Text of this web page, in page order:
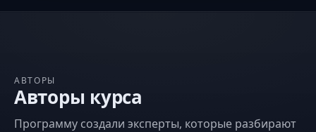
АВТОРЫ
Авторы курса
Программу создали эксперты, которые разбирают